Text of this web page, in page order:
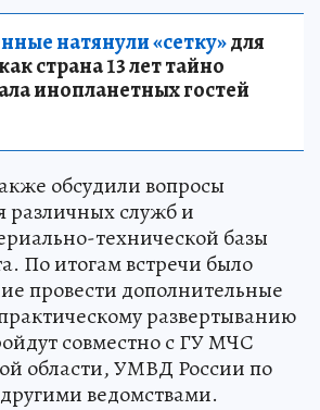
натянули «сетку»для
страна 13 лет тайно
инопланетных гостей
обсудили вопросы
различных служб и
технической базы
По итогам встречи было
провести дополнительные
развертыванию
совместно с ГУ МЧС
области, УМВД России по
ведомствами.